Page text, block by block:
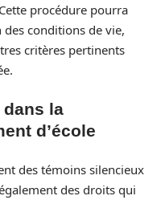
procédure pourra
conditions de vie,
critères pertinents
la
d’école
des témoins silencieux
des droits qui